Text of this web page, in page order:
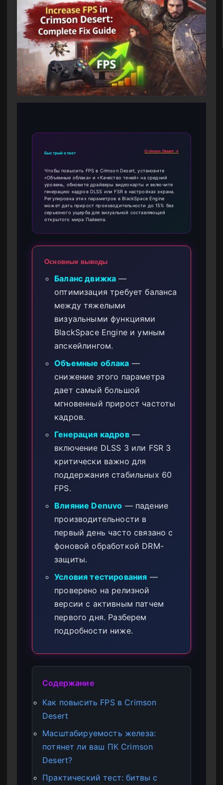
Быстрый ответ Crimson Desert →
Чтобы повысить FPS в Crimson Desert, установите
«Объемные облака» и «Качество теней» на средний
уровень, обновите драйверы видеокарты и включите
генерацию кадров DLSS или FSR в настройках экрана.
Регулировка этих параметров в BlackSpace Engine
может дать прирост производительности до 15% без
серьезного ущерба для визуальной составляющей
открытого мира Пайвела.
Основные выводы
Баланс движка —
оптимизация требует баланса
между тяжелыми
визуальными функциями
BlackSpace Engine и умным
апскейлингом.
Объемные облака —
снижение этого параметра
дает самый большой
мгновенный прирост частоты
кадров.
Генерация кадров—
включение DLSS 3 или FSR 3
критически важно для
поддержания стабильных 60
FPS.
Влияние Denuvo — падение
производительности в
первый день часто связано с
фоновой обработкой DRM-
защиты.
Условия тестирования —
проверено на релизной
версии с активным патчем
первого дня. Разберем
подробности ниже.
Содержание
Как повысить FPS в Crimson
Desert
Масштабируемость железа:
потянет ли ваш ПК Crimson
Desert?
Практический тест: битвы с